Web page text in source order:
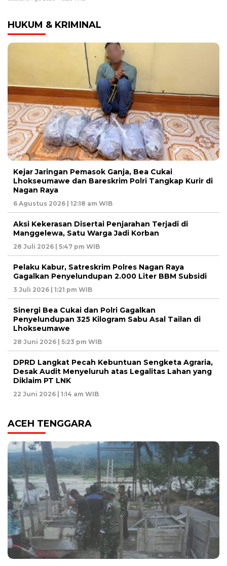
HUKUM & KRIMINAL
Kejar Jaringan Pemasok Ganja, Bea Cukai
Lhokseumawe dan Bareskrim Polri Tangkap Kurir di
Nagan Raya
6 Agustus 2026 | 12:18 am WIB
Aksi Kekerasan Disertai Penjarahan Terjadi di
Manggelewa, Satu Warga Jadi Korban
28 Juli 2026 | 5:47 pm WIB
Pelaku Kabur, Satreskrim Polres Nagan Raya
Gagalkan Penyelundupan 2.000 Liter BBM Subsidi
3 Juli 2026 | 1:21 pm WIB
Sinergi Bea Cukai dan Polri Gagalkan
Penyelundupan 325 Kilogram Sabu Asal Tailan di
Lhokseumawe
28 Juni 2026 | 5:23 pm WIB
DPRD Langkat Pecah Kebuntuan Sengketa Agraria,
Desak Audit Menyeluruh atas Legalitas Lahan yang
Diklaim PT LNK
22 Juni 2026 | 1:14 am WIB
ACEH TENGGARA